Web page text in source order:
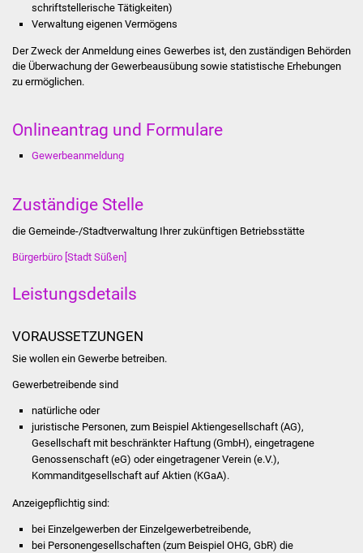
Schulentwicklung Bizet
Sanierung Bizethalle
Bürger & Service
Bürgerinfos
Bildung
Kindergärten
schriftstellerische Tätigkeiten)
Verwaltung eigenen Vermögens
Der Zweck der Anmeldung eines Gewerbes ist, den zuständigen Behörden
die Überwachung der Gewerbeausübung sowie statistische Erhebungen
zu ermöglichen.
Onlineantrag und Formulare
Gewerbeanmeldung
Zuständige Stelle
die Gemeinde-/Stadtverwaltung Ihrer zukünftigen Betriebsstätte
Bürgerbüro [Stadt Süßen]
Leistungsdetails
VORAUSSETZUNGEN
Sie wollen ein Gewerbe betreiben.
Gewerbetreibende sind
natürliche oder
juristische Personen, zum Beispiel Aktiengesellschaft (AG),
Gesellschaft mit beschränkter Haftung (GmbH), eingetragene
Genossenschaft (eG) oder eingetragener Verein (e.V.),
Kommanditgesellschaft auf Aktien (KGaA).
Anzeigepflichtig sind:
bei Einzelgewerben der Einzelgewerbetreibende,
bei Personengesellschaften (zum Beispiel OHG, GbR) die